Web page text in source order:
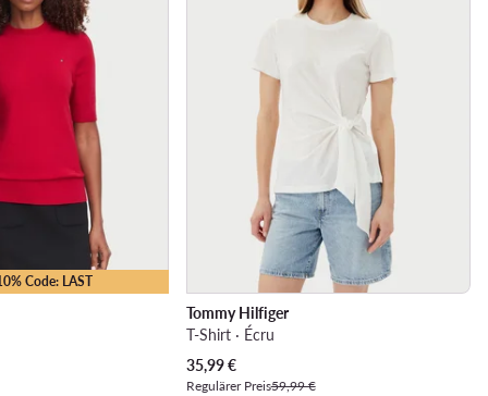
Code: LAST
Tommy Hilfiger
T-Shirt · Écru
Aktueller Preis
35,99€
Regulärer Preis59,99 €